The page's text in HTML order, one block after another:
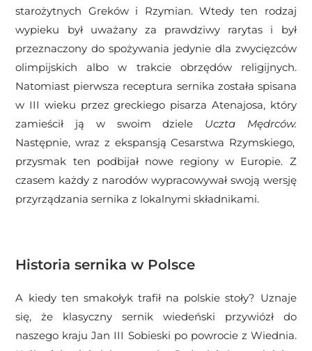
starożytnych Greków i Rzymian. Wtedy ten rodzaj
wypieku był uważany za prawdziwy rarytas i był
przeznaczony do spożywania jedynie dla zwycięzców
olimpijskich albo w trakcie obrzędów religijnych.
Natomiast pierwsza receptura sernika została spisana
w III wieku przez greckiego pisarza Atenajosa, który
zamieścił ją w swoim dziele Uczta Mędrców.
Następnie, wraz z ekspansją Cesarstwa Rzymskiego,
przysmak ten podbijał nowe regiony w Europie. Z
czasem każdy z narodów wypracowywał swoją wersję
przyrządzania sernika z lokalnymi składnikami.
Historia sernika w Polsce
A kiedy ten smakołyk trafił na polskie stoły? Uznaje
się, że klasyczny sernik wiedeński przywiózł do
naszego kraju Jan III Sobieski po powrocie z Wiednia.